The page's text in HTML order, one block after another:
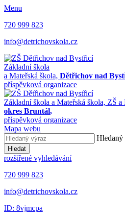
Menu
720 999 823
info@detrichovskola.cz
Základní škola
a Mateřská škola, Dětřichov nad
příspěvková organizace
Základní škola a Mateřská škola, ZŠ a
okres Bruntál,
příspěvková organizace
Mapa webu
Hledaný
Hledat
rozšířené vyhledávání
720 999 823
info@detrichovskola.cz
ID: 8vjmcpa